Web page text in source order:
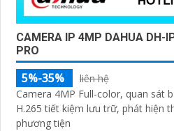
CAMERA IP 4MP DAHUA DH-
PRO
5%-35%
liên hệ
Camera 4MP Full-color, quan sát
H.265 tiết kiệm lưu trữ, phát hiện
phương tiện